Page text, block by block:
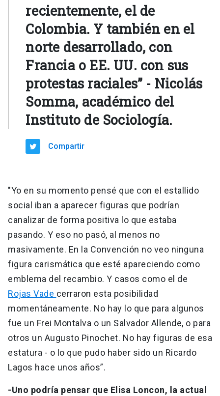
recientemente, el de
Colombia. Y también en el
norte desarrollado, con
Francia o EE. UU. con sus
protestas raciales” - Nicolás
Somma, académico del
Instituto de Sociología.
Compartir
"Yo en su momento pensé que con el estallido
social iban a aparecer figuras que podrían
canalizar de forma positiva lo que estaba
pasando. Y eso no pasó, al menos no
masivamente. En la Convención no veo ninguna
figura carismática que esté apareciendo como
emblema del recambio. Y casos como el de
Rojas Vade cerraron esta posibilidad
momentáneamente. No hay lo que para algunos
fue un Frei Montalva o un Salvador Allende, o para
otros un Augusto Pinochet. No hay figuras de esa
estatura - o lo que pudo haber sido un Ricardo
Lagos hace unos años”.
-Uno podría pensar que Elisa Loncon, la actual